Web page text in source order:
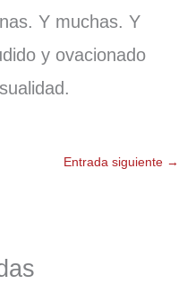
Y muchas. Y
y ovacionado
Entrada siguiente →